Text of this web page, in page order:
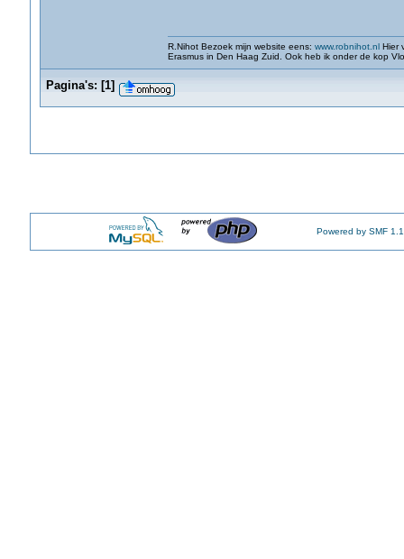
R.Nihot Bezoek mijn website eens: www.robnihot.nlHier
Erasmus in Den Haag Zuid. Ook heb ik onder de kop
Pagina's: [1]
Powered by SMF